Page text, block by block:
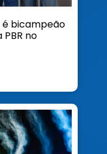
é bicampeão
no